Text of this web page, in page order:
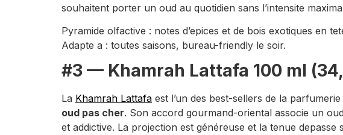
souhaitent porter un oud au quotidien sans l’intensite
Pyramide olfactive : notes d’epices et de bois exotiques
Adapte a : toutes saisons, bureau-friendly le soir.
#3 — Khamrah Lattafa 100 ml
La Khamrah Lattafa est l’un des best-sellers de la
oud pas cher. Son accord gourmand-oriental associe un
et addictive. La projection est généreuse et la tenue